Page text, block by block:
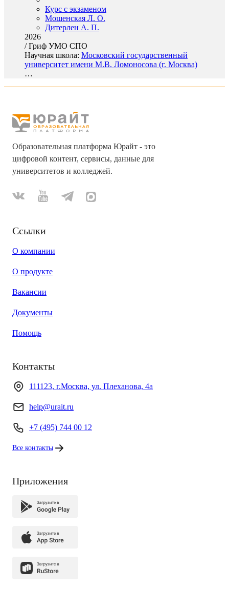
Курс с экзаменом
Мошенская Л. О.
Дитерлен А. П.
2026
/Гриф УМО СПО
Научная школа: Московский государственный
университет имени М.В. Ломоносова (г. Москва)
…
Образовательная платформа Юрайт - это
цифровой контент, сервисы, данные для
университетов и колледжей.
Ссылки
О компании
О продукте
Вакансии
Документы
Помощь
Контакты
111123, г.Москва, ул. Плеханова, 4а
help@urait.ru
+7 (495) 744 00 12
Все контакты
Приложения